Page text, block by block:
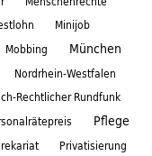
Minijob
Mobbing München
Nordrhein-Westfalen
Rechtlicher Rundfunk
Pflege
Privatisierung